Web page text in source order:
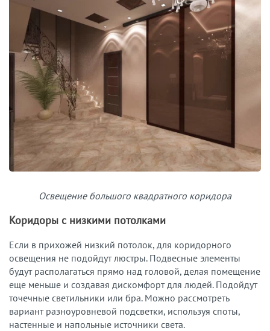
Освещение большого квадратного коридора
Коридоры с низкими потолками
Если в прихожей низкий потолок, для коридорного
освещения не подойдут люстры. Подвесные элементы
будут располагаться прямо над головой, делая помещение
еще меньше и создавая дискомфорт для людей. Подойдут
точечные светильники или бра. Можно рассмотреть
вариант разноуровневой подсветки, используя споты,
настенные и напольные источники света.